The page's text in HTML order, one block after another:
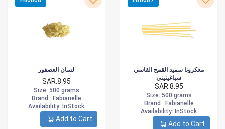
لسان العصفور
SAR.8.95
Size: 500 grams
Brand : Fabianelle
Availability: InStock
Add to Cart
معكرونا سميد القمح القاسي
سباغيتيني
SAR.8.95
Size: 500 grams
Brand : Fabianelle
Availability: InStock
Add to Cart